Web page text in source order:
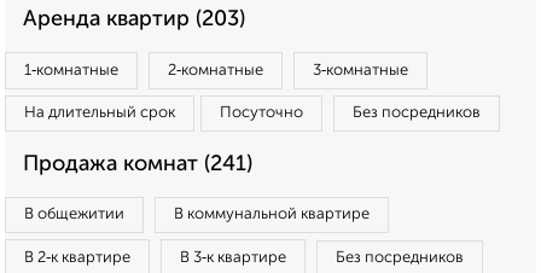
Аренда квартир (203)
1‑комнатные 2‑комнатные 3‑комнатные
На длительный срок Посуточно Без посредников
Продажа комнат (241)
В общежитии В коммунальной квартире
В 2‑к квартире В 3‑к квартире Без посредников